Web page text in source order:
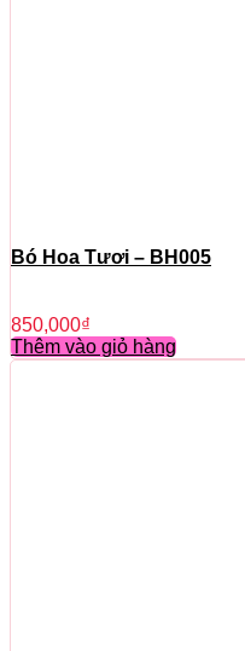
Bó Hoa Tươi – BH005
850,000₫
Thêm vào giỏ hàng